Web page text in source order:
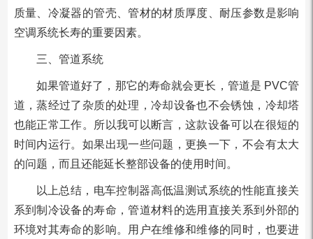
质量、冷凝器的管壳、管材的材质厚度、耐压参数是影响
空调系统长寿的重要因素。
三、管道系统
如果管道好了，那它的寿命就会更长，管道是 PVC管
道，蒸经过了杂质的处理，冷却设备也不会锈蚀，冷却塔
也能正常工作。所以我可以断言，这款设备可以在很短的
时间内运行。如果出现一些问题，更换一下，不会有太大
的问题，而且还能延长整部设备的使用时间。
以上总结，电车控制器高低温测试系统的性能直接关
系到制冷设备的寿命，管道材料的选用直接关系到外部的
环境对其寿命的影响。用户在维修和维修的同时，也要进